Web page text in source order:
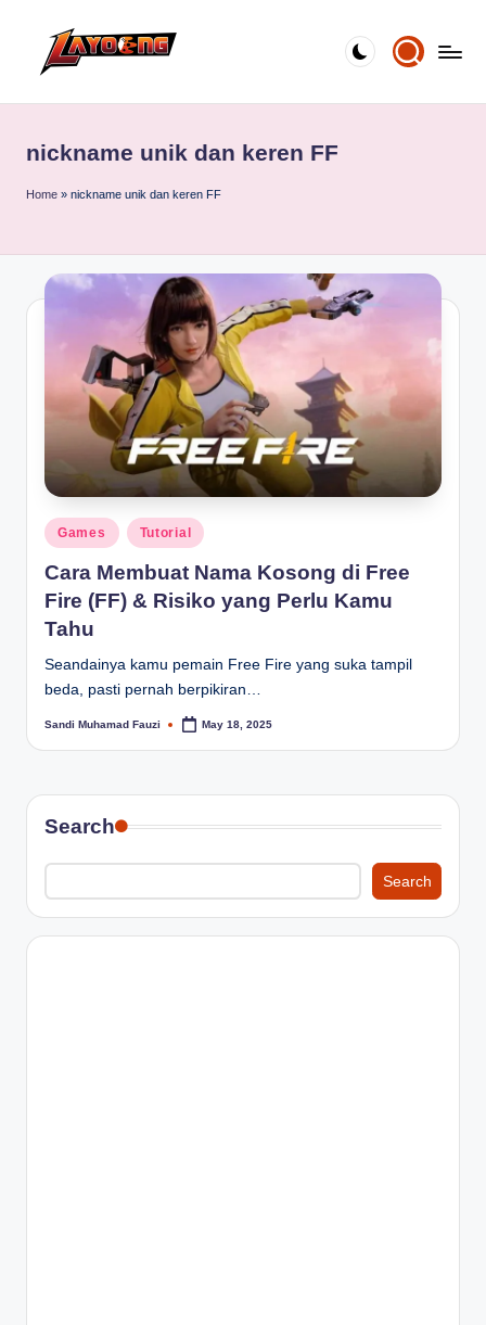
nickname unik dan keren FF
Home » nickname unik dan keren FF
Posted
in
Games Tutorial
Cara Membuat Nama Kosong di Free
Fire (FF) & Risiko yang Perlu Kamu
Tahu
Seandainya kamu pemain Free Fire yang suka tampil
beda, pasti pernah berpikiran…
Posted
Sandi Muhamad Fauzi May 18, 2025
Search
Search